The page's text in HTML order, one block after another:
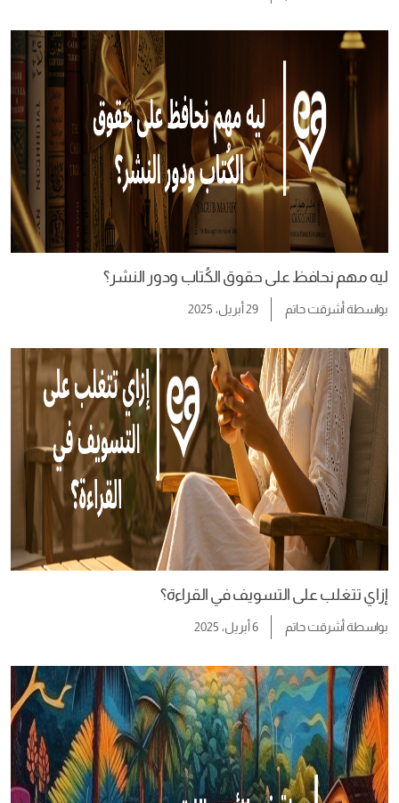
ليه مهم نحافظ على حقوق الكُتاب ودور النشر؟
بواسطةأشرقت حاتم 29 أبريل، 2025
إزاي تتغلب على التسويف في القراءة؟
بواسطةأشرقت حاتم 6 أبريل، 2025